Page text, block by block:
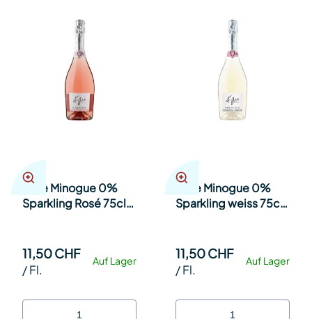
Kylie Minogue 0%
Sparkling Rosé 75cl
Auf Lager
11,50 CHF
/Fl.
Kylie Minogue 0%
Sparkling weiss 75cl
Auf Lager
11,50 CHF
/Fl.